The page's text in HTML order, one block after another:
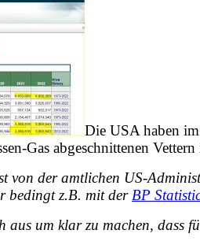
Die USA haben
Gas abgeschnittenen
von der amtlichen US-
bedingt z.B. mit der BP
um klar zu machen, dass